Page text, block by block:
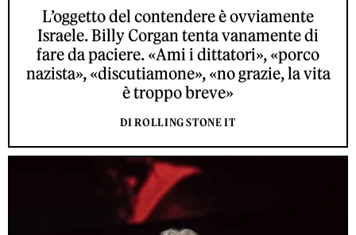
L’oggetto del contendere è ovviamente
Israele. Billy Corgan tenta vanamente di
fare da paciere. «Ami i dittatori», «porco
nazista», «discutiamone», «no grazie, la vita
è troppo breve»
DI ROLLING STONE IT